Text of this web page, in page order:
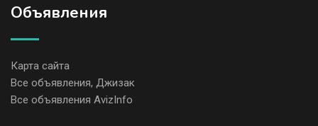
Объявления
Карта сайта
Все объявления, Джизак
Все объявления AvizInfo